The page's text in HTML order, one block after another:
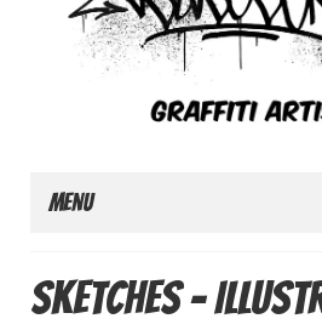
Menu
About
Sketches –